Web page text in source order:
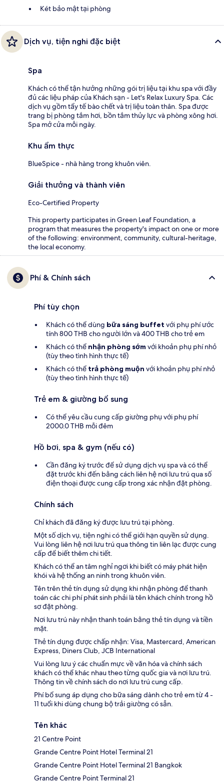
Két bảo mật tại phòng
Dịch vụ, tiện nghi đặc biệt
Spa
Khách có thể tận hưởng những gói trị liệu tại khu spa với đầy
đủ các liệu pháp của Khách sạn - Let's Relax Luxury Spa. Các
dịch vụ gồm tẩy tế bào chết và trị liệu toàn thân. Spa được
trang bị phòng tắm hơi, bồn tắm thủy lực và phòng xông hơi.
Spa mở cửa mỗi ngày.
Khu ẩm thực
BlueSpice - nhà hàng trong khuôn viên.
Giải thưởng và thành viên
Eco-Certified Property
This property participates in Green Leaf Foundation, a
program that measures the property's impact on one or more
of the following: environment, community, cultural-heritage,
the local economy.
Phí & Chính sách
Phí tùy chọn
Khách có thể dùng bữa sáng buffet với phụ phí ước
tính 800 THB cho người lớn và 400 THB cho trẻ em
Khách có thể nhận phòng sớm với khoản phụ phí nhỏ
(tùy theo tình hình thực tế)
Khách có thể trả phòng muộn với khoản phụ phí nhỏ
(tùy theo tình hình thực tế)
Trẻ em & giường bổ sung
Có thể yêu cầu cung cấp giường phụ với phụ phí
2000.0 THB mỗi đêm
Hồ bơi, spa & gym (nếu có)
Cần đăng ký trước để sử dụng dịch vụ spa và có thể
đặt trước khi đến bằng cách liên hệ nơi lưu trú qua số
điện thoại được cung cấp trong xác nhận đặt phòng.
Chính sách
Chỉ khách đã đăng ký được lưu trú tại phòng.
Một số dịch vụ, tiện nghi có thể giới hạn quyền sử dụng.
Vui lòng liên hệ nơi lưu trú qua thông tin liên lạc được cung
cấp để biết thêm chi tiết.
Khách có thể an tâm nghỉ ngơi khi biết có máy phát hiện
khói và hệ thống an ninh trong khuôn viên.
Tên trên thẻ tín dụng sử dụng khi nhận phòng để thanh
toán các chi phí phát sinh phải là tên khách chính trong hồ
sơ đặt phòng.
Nơi lưu trú này nhận thanh toán bằng thẻ tín dụng và tiền
mặt.
Thẻ tín dụng được chấp nhận: Visa, Mastercard, American
Express, Diners Club, JCB International
Vui lòng lưu ý các chuẩn mực về văn hóa và chính sách
khách có thể khác nhau theo từng quốc gia và nơi lưu trú.
Thông tin về chính sách do nơi lưu trú cung cấp.
Phí bổ sung áp dụng cho bữa sáng dành cho trẻ em từ 4 -
11 tuổi khi dùng chung bộ trải giường có sẵn.
Tên khác
21 Centre Point
Grande Centre Point Hotel Terminal 21
Grande Centre Point Hotel Terminal 21 Bangkok
Grande Centre Point Terminal 21